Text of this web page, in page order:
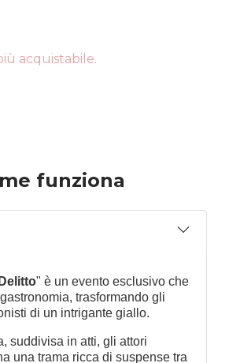
acquistabile.
funziona
" è un evento esclusivo che
trasformando gli
di un intrigante giallo.
suddivisa in atti, gli attori
una trama ricca di suspense tra